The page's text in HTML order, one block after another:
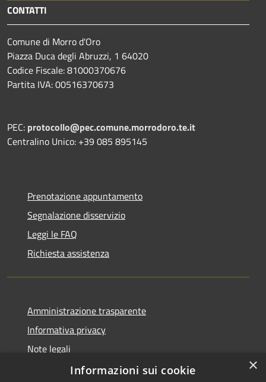
CONTATTI
Comune di Morro d'Oro
Piazza Duca degli Abruzzi, 1 64020
Codice Fiscale: 81000370676
Partita IVA: 00516370673
PEC: protocollo@pec.comune.morrodoro.te.it
Centralino Unico: +39 085 895145
Prenotazione appuntamento
Segnalazione disservizio
Leggi le FAQ
Richiesta assistenza
Amministrazione trasparente
Informativa privacy
Note legali
Dichiarazione di accessibilità
×
Informazioni sui cookie